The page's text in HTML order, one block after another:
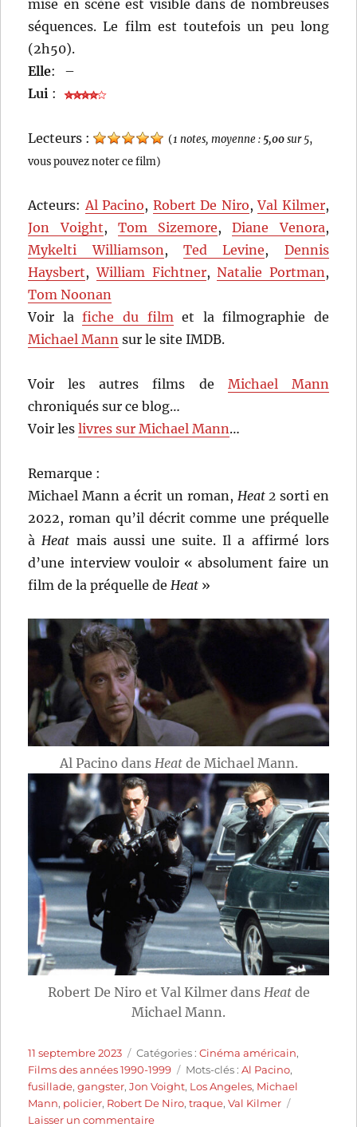
mise en scène est visible dans de nombreuses
séquences. Le film est toutefois un peu long
(2h50).
Elle:
–
Lui :
Lecteurs : (1 notes, moyenne : 5,00sur 5,
vous pouvez noter ce film)
Acteurs:Al Pacino, Robert De Niro,Val Kilmer,
Jon Voight, Tom Sizemore,Diane Venora,
Mykelti Williamson,Ted Levine, Dennis
Haysbert,William Fichtner,Natalie Portman,
Tom Noonan
Voir lafiche du filmet la filmographie de
Michael Mann sur le site IMDB.
Voir les autres films de Michael Mann
chroniqués sur ce blog…
Voir leslivres sur Michael Mann…
Remarque :
Michael Mann a écrit un roman, Heat2 sorti en
2022, roman qu’il décrit comme une préquelle
àHeat mais aussi une suite. Il a affirmé lors
d’une interview vouloir « absolument faire un
film de la préquelle deHeat »
Al Pacino dans Heatde Michael Mann.
Robert De Niro et Val Kilmer dans Heatde
Michael Mann.
Publié
le
11 septembre 2023 Catégories
Catégories :Cinéma américain,
Films des années 1990-1999
Étiquettes
Mots-clés :Al Pacino,
fusillade,gangster,Jon Voight, Los Angeles, Michael
Mann, policier, Robert De Niro,traque,Val Kilmer
Laisser un commentairesur